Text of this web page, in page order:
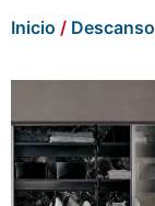
Inicio / Descanso